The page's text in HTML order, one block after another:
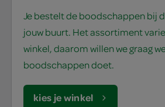
Je bestelt de boodschappen bij
jouw buurt. Het assortiment
winkel, daarom willen we graag
boodschappen doet.
kies je winkel